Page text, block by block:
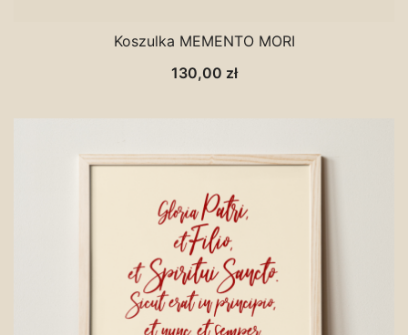
Koszulka MEMENTO MORI
130,00 zł